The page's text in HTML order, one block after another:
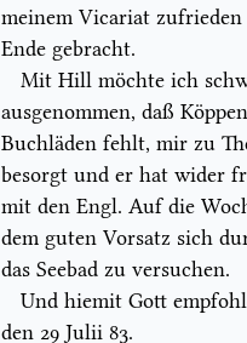
meinem Vicariat zufrieden
Ende gebracht.
Mit Hill möchte ich
ausgenommen, daß
Buchläden fehlt, mir zu
besorgt und er hat wider
mit den Engl. Auf die
dem guten Vorsatz sich
das Seebad zu versuchen.
Und hiemit Gott
den 29 Julii 83.